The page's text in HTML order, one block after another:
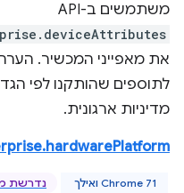
משתמשים ב-API‏
לתוספים שהותקנו לפי
מדיניות ארגונית.
Chrome 71 ואילך נדרשת